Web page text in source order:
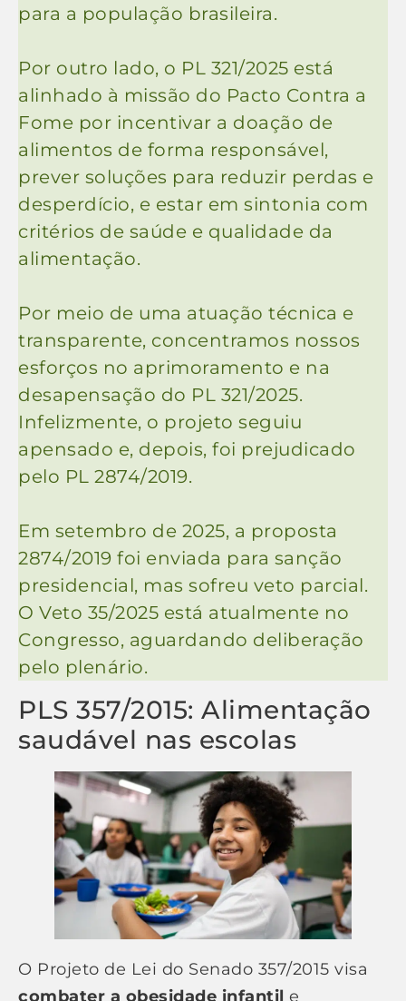
para a população brasileira.
Por outro lado, o PL 321/2025 está
alinhado à missão do Pacto Contra a
Fome por incentivar a doação de
alimentos de forma responsável,
prever soluções para reduzir perdas e
desperdício, e estar em sintonia com
critérios de saúde e qualidade da
alimentação.
Por meio de uma atuação técnica e
transparente, concentramos nossos
esforços no aprimoramento e na
desapensação do PL 321/2025.
Infelizmente, o projeto seguiu
apensado e, depois, foi prejudicado
pelo PL 2874/2019.
Em setembro de 2025, a proposta
2874/2019 foi enviada para sanção
presidencial, mas sofreu veto parcial.
O Veto 35/2025 está atualmente no
Congresso, aguardando deliberação
pelo plenário.
PLS 357/2015: Alimentação
saudável nas escolas
O Projeto de Lei do Senado 357/2015 visa
combater a obesidade infantil e